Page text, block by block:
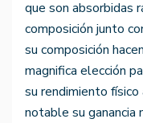
que son absorbidas
composición junto
su composición
magnifica elección
su rendimiento
notable su ganancia